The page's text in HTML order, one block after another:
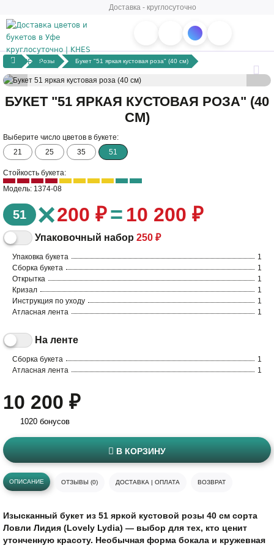
Доставка - круглосуточно
Розы Букет "51 яркая кустовая роза" (40 см)
БУКЕТ "51 ЯРКАЯ КУСТОВАЯ РОЗА" (40
СМ)
Выберите число цветов в букете:
21
25 35 51
Стойкость букета:
Модель: 1374-08
51 ×200 ₽= 10 200 ₽
Упаковочный набор 250 ₽
Упаковка букета
1
Сборка букета
1
Открытка
1
Кризал
1
Инструкция по уходу
1
Атласная лента
1
На ленте
Сборка букета
1
Атласная лента
1
10 200 ₽
1020 бонусов
В КОРЗИНУ
ОПИСАНИЕ ОТЗЫВЫ (0) ДОСТАВКА | ОПЛАТА ВОЗВРАТ
Изысканный букет из 51 яркой кустовой розы 40 см сорта
Ловли Лидия (Lovely Lydia) — выбор для тех, кто ценит
утонченную красоту. Необычная форма бокала и кружевная